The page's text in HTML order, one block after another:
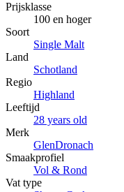
Prijsklasse
100 en hoger
Soort
Single Malt
Land
Schotland
Regio
Highland
Leeftijd
28 years old
Merk
GlenDronach
Smaakprofiel
Vol & Rond
Vat type